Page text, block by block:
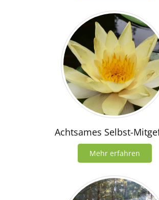
Achtsames Selbst-
Mehr erfahren